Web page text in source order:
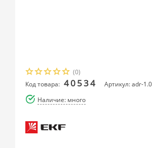
(0)
Код товара: 40534
Артикул: adr-1.0
Наличие: много